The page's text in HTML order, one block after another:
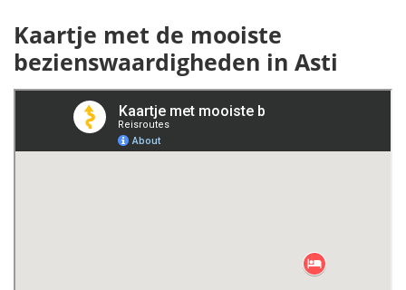
Torre Troyana
Piazza Catena
Cattedrale di Santa Maria Assunta
Domus Romana
Palazzo del Michelerio
Kaartje met de mooiste
bezienswaardigheden in Asti